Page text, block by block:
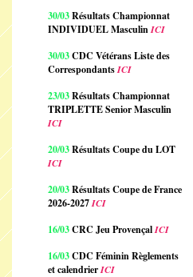
30/03Résultats Championnat
INDIVIDUEL MasculinICI
30/03CDC Vétérans Liste des
CorrespondantsICI
23/03Résultats Championnat
TRIPLETTE Senior Masculin
ICI
20/03Résultats Coupe du LOT
ICI
20/03Résultats Coupe de France
2026-2027ICI
16/03CRC Jeu ProvençalICI
16/03CDC Féminin Règlements
et calendrierICI